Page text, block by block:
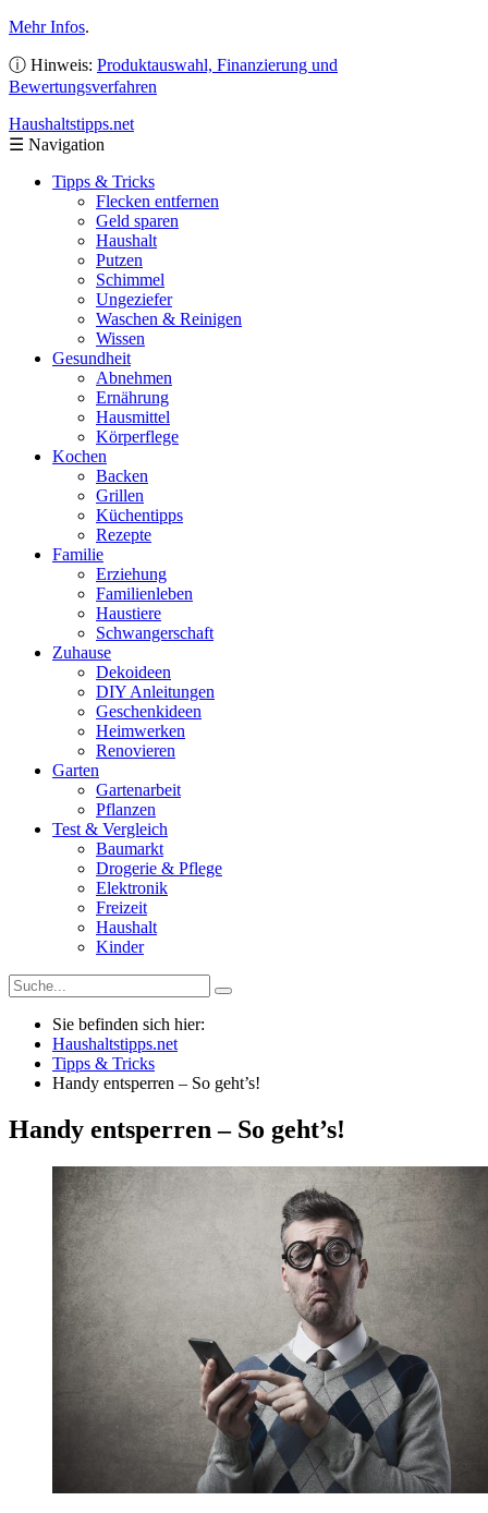
Mehr Infos.
ⓘ Hinweis: Produktauswahl, Finanzierung und
Bewertungsverfahren
Haushaltstipps.net
☰ Navigation
Tipps & Tricks
Flecken entfernen
Geld sparen
Haushalt
Putzen
Schimmel
Ungeziefer
Waschen & Reinigen
Wissen
Gesundheit
Abnehmen
Ernährung
Hausmittel
Körperflege
Kochen
Backen
Grillen
Küchentipps
Rezepte
Familie
Erziehung
Familienleben
Haustiere
Schwangerschaft
Zuhause
Dekoideen
DIY Anleitungen
Geschenkideen
Heimwerken
Renovieren
Garten
Gartenarbeit
Pflanzen
Test & Vergleich
Baumarkt
Drogerie & Pflege
Elektronik
Freizeit
Haushalt
Kinder
Sie befinden sich hier:
Haushaltstipps.net
Tipps & Tricks
Handy entsperren – So geht’s!
Handy entsperren – So geht’s!